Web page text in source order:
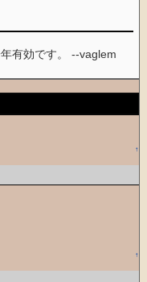
有効です。 --vaglem
↑
↑